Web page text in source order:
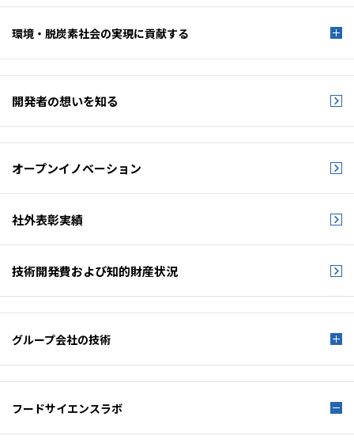
環境・脱炭素社会の実現に貢献する
開発者の想いを知る
オープンイノベーション
社外表彰実績
技術開発費および知的財産状況
グループ会社の技術
フードサイエンスラボ